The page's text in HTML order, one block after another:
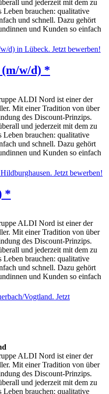
und jederzeit mit dem zu
Leben brauchen: qualitative
und schnell. Dazu gehört
und Kunden so einfach
w/d) *
ALDI Nord ist einer der
Mit einer Tradition von über
des Discount-Prinzips.
und jederzeit mit dem zu
Leben brauchen: qualitative
und schnell. Dazu gehört
und Kunden so einfach
*
ALDI Nord ist einer der
Mit einer Tradition von über
des Discount-Prinzips.
und jederzeit mit dem zu
Leben brauchen: qualitative
und schnell. Dazu gehört
und Kunden so einfach
ALDI Nord ist einer der
Mit einer Tradition von über
des Discount-Prinzips.
und jederzeit mit dem zu
Leben brauchen: qualitative